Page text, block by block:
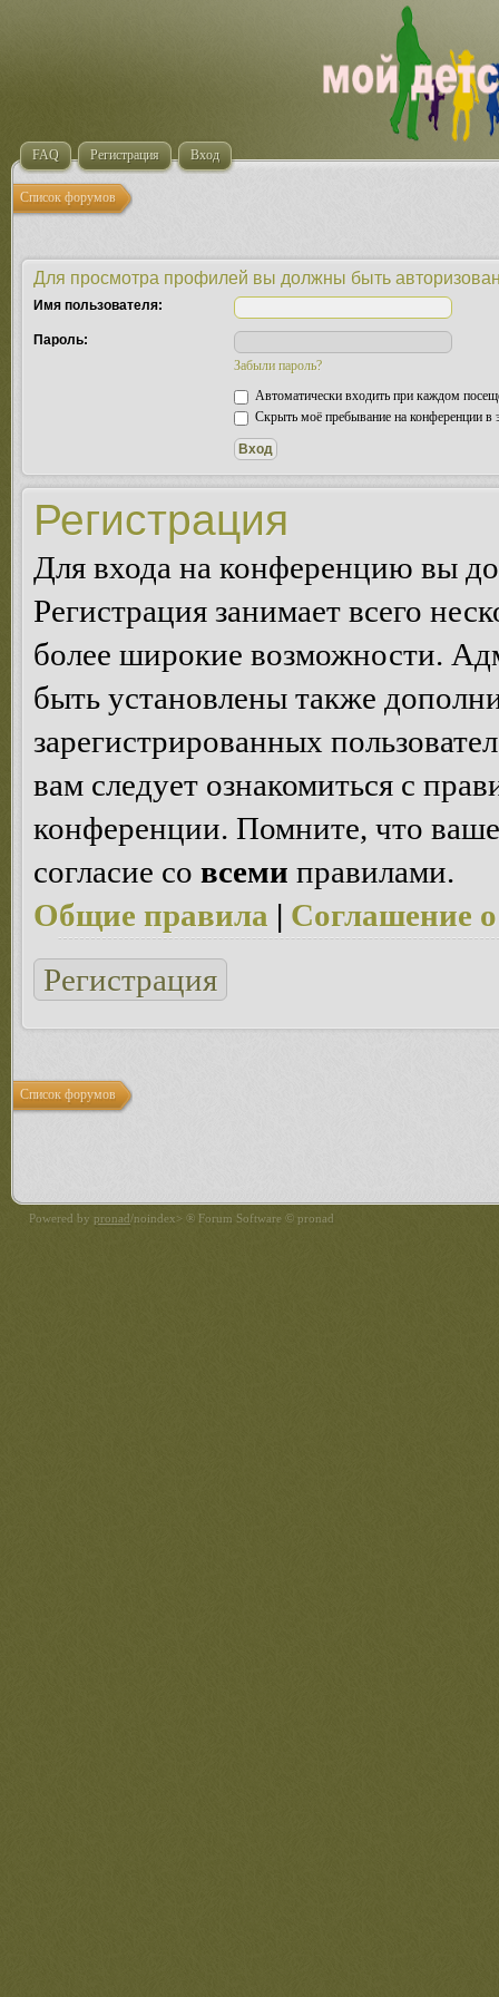
FAQ Регистрация Вход
Список форумов
Для просмотра профилей вы должны быть
Имя пользователя:
Пароль:
Забыли пароль?
Автоматически входить при каждом
Скрыть моё пребывание на конференции в
Регистрация
Для входа на конференцию вы
Регистрация занимает всего
более широкие возможности.
быть установлены также
зарегистрированных
вам следует ознакомиться с
конференции. Помните, что
согласие со всеми правилами.
Общие правила | Соглашение
Регистрация
Список форумов
Powered by pronad/noindex> ® Forum Software © pronad